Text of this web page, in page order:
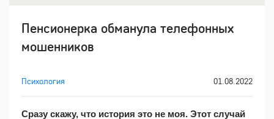
Пенсионерка обманула телефонных
мошенников
Психология 01.08.2022
Сразу скажу, что история это не моя. Этот случай